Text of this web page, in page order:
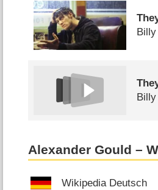
Alexander Gould –
Wikipedia Deutsch